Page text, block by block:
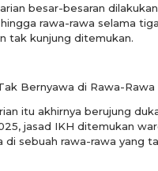
besar-besaran
rawa-rawa selama
tak kunjung ditemukan.
Bernyawa di Rawa-Rawa
itu akhirnya berujung
jasad IKH ditemukan
di sebuah rawa-rawa yang